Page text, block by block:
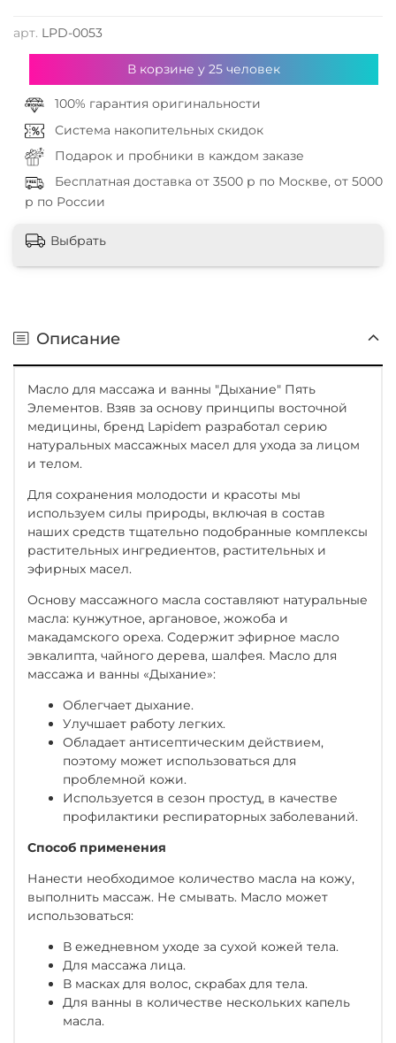
арт. LPD-0053
В корзине у 25человек
100% гарантия оригинальности
Система накопительных скидок
Подарок и пробники в каждом заказе
Бесплатная доставка от 3500 р по Москве, от 5000
р по России
Выбрать
Описание
Масло для массажа и ванны "Дыхание" Пять
Элементов. Взяв за основу принципы восточной
медицины, бренд Lapidem разработал серию
натуральных массажных масел для ухода за лицом
и телом.
Для сохранения молодости и красоты мы
используем силы природы, включая в состав
наших средств тщательно подобранные комплексы
растительных ингредиентов, растительных и
эфирных масел.
Основу массажного масла составляют натуральные
масла: кунжутное, аргановое, жожоба и
макадамского ореха. Содержит эфирное масло
эвкалипта, чайного дерева, шалфея. Масло для
массажа и ванны «Дыхание»:
Облегчает дыхание.
Улучшает работу легких.
Обладает антисептическим действием,
поэтому может использоваться для
проблемной кожи.
Используется в сезон простуд, в качестве
профилактики респираторных заболеваний.
Способ применения
Нанести необходимое количество масла на кожу,
выполнить массаж. Не смывать. Масло может
использоваться:
В ежедневном уходе за сухой кожей тела.
Для массажа лица.
В масках для волос, скрабах для тела.
Для ванны в количестве нескольких капель
масла.